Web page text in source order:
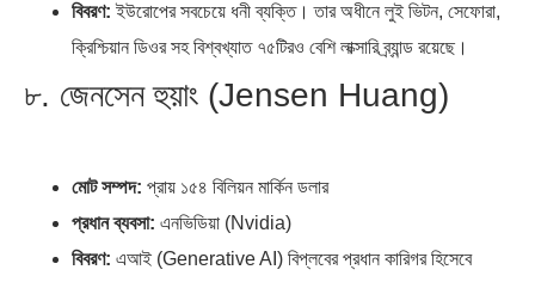
বিবরণ: ইউরোপের সবচেয়ে ধনী ব্যক্তি। তার অধীনে লুই ভিটন, সেফোরা,
ক্রিশ্চিয়ান ডিওর সহ বিশ্বখ্যাত ৭৫টিরও বেশি লাক্সারি ব্র্যান্ড রয়েছে।
৮. জেনসেন হুয়াং (Jensen Huang)
মোট সম্পদ: প্রায় ১৫৪ বিলিয়ন মার্কিন ডলার
প্রধান ব্যবসা: এনভিডিয়া (Nvidia)
বিবরণ: এআই (Generative AI) বিপ্লবের প্রধান কারিগর হিসেবে